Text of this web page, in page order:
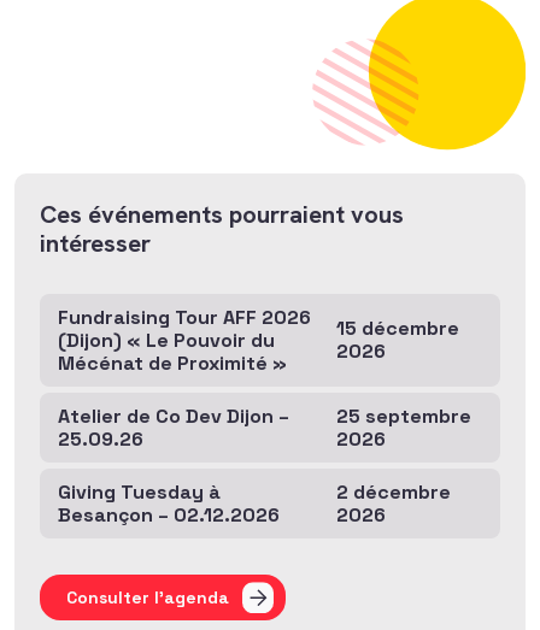
Ces événements pourraient vous
intéresser
Fundraising Tour AFF 2026
(Dijon) « Le Pouvoir du
Mécénat de Proximité »
15 décembre
2026
Atelier de Co Dev Dijon –
25.09.26
25 septembre
2026
Giving Tuesday à
Besançon – 02.12.2026
2 décembre
2026
Consulter l'agenda